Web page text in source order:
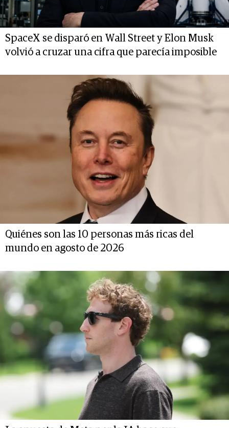
SpaceX se disparó en Wall Street y Elon Musk
volvió a cruzar una cifra que parecía imposible
Quiénes son las 10 personas más ricas del
mundo en agosto de 2026